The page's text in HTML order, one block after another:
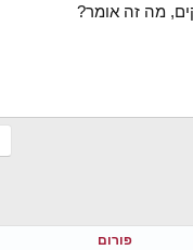
מה זה אומר?
פורום